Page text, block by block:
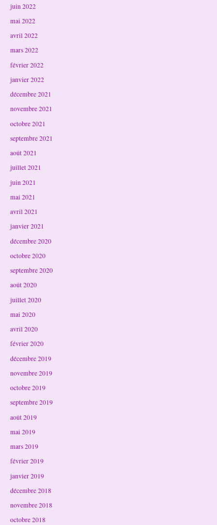
juin 2022
mai 2022
avril 2022
mars 2022
février 2022
janvier 2022
décembre 2021
novembre 2021
octobre 2021
septembre 2021
août 2021
juillet 2021
juin 2021
mai 2021
avril 2021
janvier 2021
décembre 2020
octobre 2020
septembre 2020
août 2020
juillet 2020
mai 2020
avril 2020
février 2020
décembre 2019
novembre 2019
octobre 2019
septembre 2019
août 2019
mai 2019
mars 2019
février 2019
janvier 2019
décembre 2018
novembre 2018
octobre 2018